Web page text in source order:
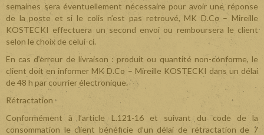
semaines sera éventuellement nécessaire pour avoir une réponse
de la poste et si le colis n’est pas retrouvé, MK D.Co – Mireille
KOSTECKI effectuera un second envoi ou remboursera le client
selon le choix de celui-ci.
En cas d’erreur de livraison : produit ou quantité non-conforme, le
client doit en informer MK D.Co – Mireille KOSTECKI dans un délai
de 48 h par courrier électronique.
Rétractation
Conformément à l’article L.121-16 et suivant du code de la
consommation le client bénéficie d’un délai de rétractation de 7